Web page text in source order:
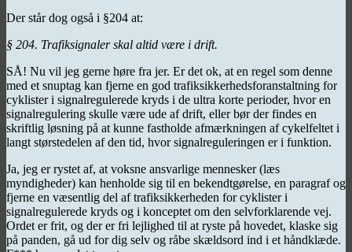
Der står dog også i §204 at:
§ 204. Trafiksignaler skal altid være i drift.
SÅ! Nu vil jeg gerne høre fra jer. Er det ok, at en regel som denne
med et snuptag kan fjerne en god trafiksikkerhedsforanstaltning for
cyklister i signalregulerede kryds i de ultra korte perioder, hvor en
signalregulering skulle være ude af drift, eller bør der findes en
skriftlig løsning på at kunne fastholde afmærkningen af cykelfeltet i
langt størstedelen af den tid, hvor signalreguleringen er i funktion.
Ja, jeg er rystet af, at voksne ansvarlige mennesker (læs
myndigheder) kan henholde sig til en bekendtgørelse, en paragraf og
fjerne en væsentlig del af trafiksikkerheden for cyklister i
signalregulerede kryds og i konceptet om den selvforklarende vej.
Ordet er frit, og der er fri lejlighed til at ryste på hovedet, klaske sig
på panden, gå ud for dig selv og råbe skældsord ind i et håndklæde.